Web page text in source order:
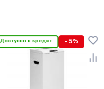
Доступно в кредит - 5%